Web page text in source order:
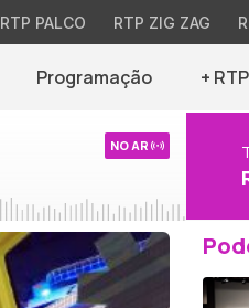
RTP PALCO RTP ZIG ZAG
Programação +
NO AR